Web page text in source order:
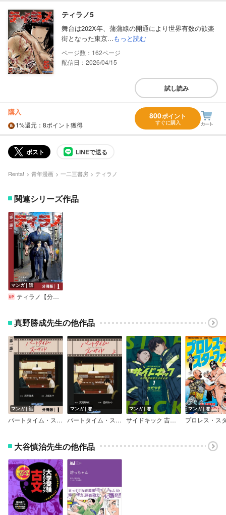
ティラノ5
舞台は202X年、蒲蒲線の開通により世界有数の歓楽
街となった東京...もっと読む
162
配信日：2026/04/15
試し読み
購入
1%還元 ：8ポイント獲得
800ポイント
すぐに購入
ポスト LINEで送る
Renta! 青年漫画 一二三書房 ティラノ
関連シリーズ作品
マンガ｜話
ティラノ【分冊版】
真野勝成先生の他作品
マンガ｜話
パートタイム・スーサイド【分冊版】
マンガ｜巻
パートタイム・スーサイド
マンガ｜巻
サイドキック 吉祥寺警察署生活安全課
マンガ｜巻
大谷慎治先生の他作品